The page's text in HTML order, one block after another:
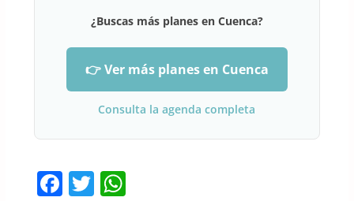
¿Buscas más planes en Cuenca?
👉 Ver más planes en Cuenca
Consulta la agenda completa
F T W